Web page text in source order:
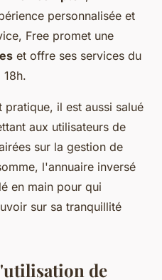
personnalisée et
Free promet une
et offre ses services du
il est aussi salué
aux utilisateurs de
sur la gestion de
l'annuaire inversé
en main pour qui
sur sa tranquillité
de